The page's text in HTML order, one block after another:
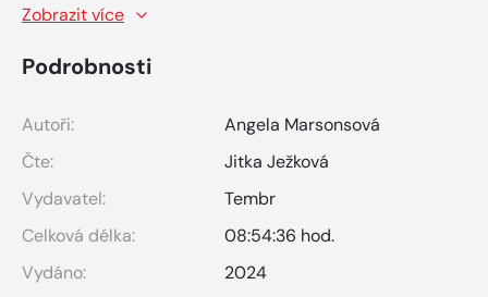
Zobrazit více
Podrobnosti
Autoři:
Angela Marsonsová
Čte:
Jitka Ježková
Vydavatel:
Tembr
Celková délka:
08:54:36 hod.
Vydáno:
2024